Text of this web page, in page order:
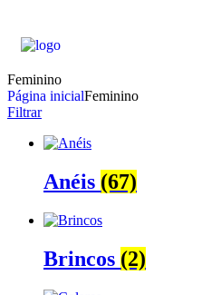
Feminino
Página inicialFeminino
Filtrar
Anéis (67)
Brincos (2)